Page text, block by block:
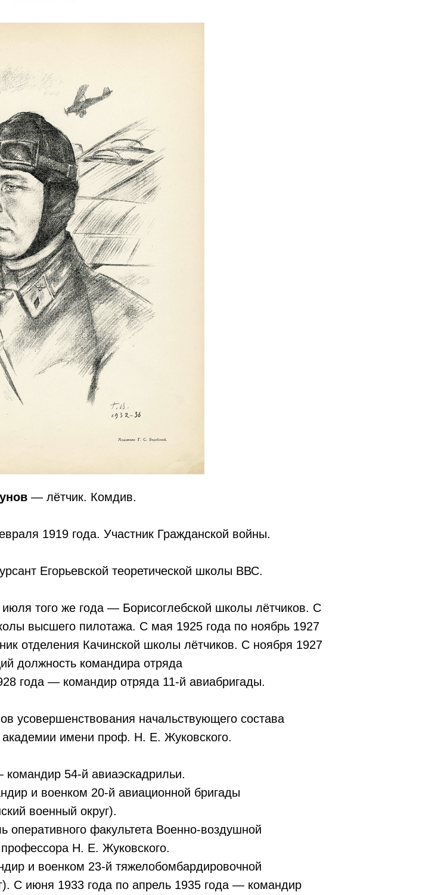
— лётчик. Комдив.
1919 года. Участник Гражданской войны.
Егорьевской теоретической школы ВВС.
того же года — Борисоглебской школы лётчиков. С
высшего пилотажа. С мая 1925 года по ноябрь 1927
отделения Качинской школы лётчиков. С ноября 1927
должность командира отряда
года — командир отряда 11-й авиабригады.
усовершенствования начальствующего состава
имени проф. Н. Е. Жуковского.
54-й авиаэскадрильи.
и военком 20-й авиационной бригады
военный округ).
факультета Военно-воздушной
Н. Е. Жуковского.
и военком 23-й тяжелобомбардировочной
С июня 1933 года по апрель 1935 года — командир